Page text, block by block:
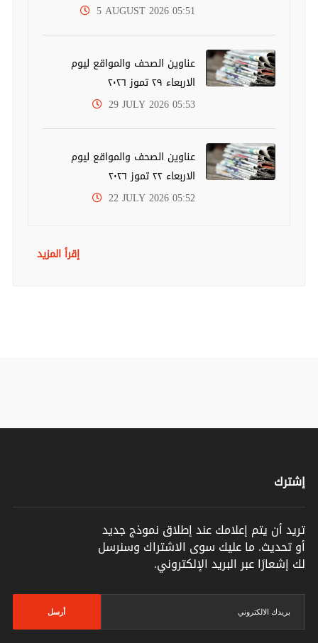
5 AUGUST 2026 05:51
عناوين الصحف والمواقع ليوم
الاربعاء ٢٩ تموز ٢٠٢٦
29 JULY 2026 05:53
عناوين الصحف والمواقع ليوم
الاربعاء ٢٢ تموز ٢٠٢٦
22 JULY 2026 05:52
إقرأ المزيد
إشترك
تريد أن يتم إعلامك عند إطلاق نموذج جديد
أو تحديث. ما عليك سوى الاشتراك وسنرسل
لك إشعارًا عبر البريد الإلكتروني.
أرسل